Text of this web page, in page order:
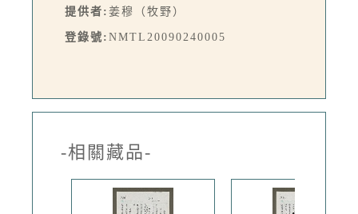
提供者: 姜穆（牧野）
登錄號: NMTL20090240005
-相關藏品-